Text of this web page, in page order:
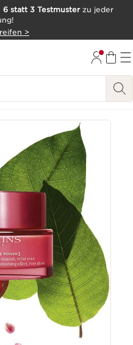
6 statt 3 Testmusterzu jeder
>